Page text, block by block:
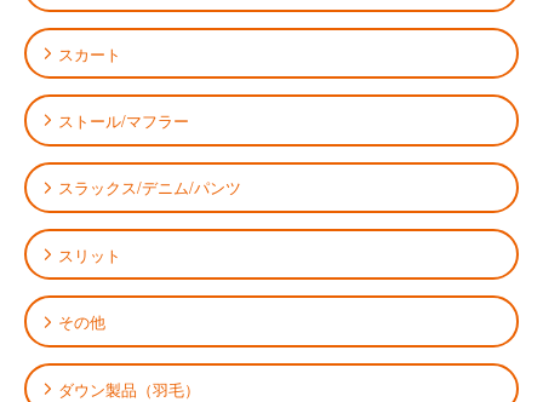
スカート
ストール/マフラー
スラックス/デニム/パンツ
スリット
その他
ダウン製品（羽毛）